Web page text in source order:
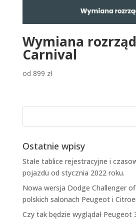
Wymiana
Carnival
od 899 zł
Ostatnie wpisy
Stałe tablice rejestracyjne i
pojazdu od stycznia 2022 roku.
Nowa wersja Dodge Challenger
polskich salonach Peugeot i
Czy tak będzie wyglądał Peugeot